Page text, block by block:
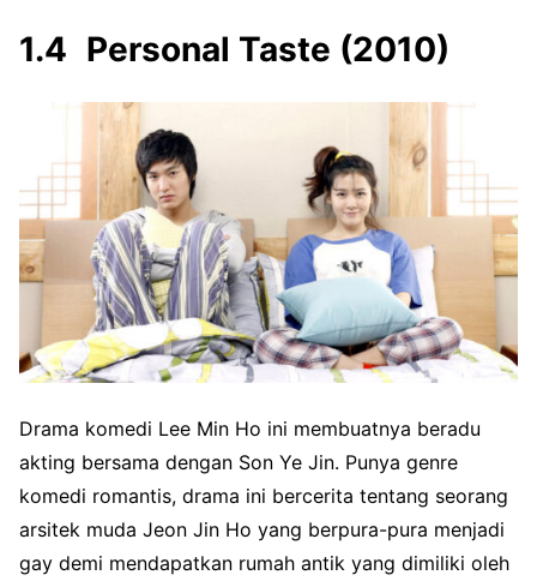
Personal Taste (2010)
Drama komedi Lee Min Ho ini membuatnya beradu
akting bersama dengan Son Ye Jin. Punya genre
komedi romantis, drama ini bercerita tentang seorang
arsitek muda Jeon Jin Ho yang berpura-pura menjadi
gay demi mendapatkan rumah antik yang dimiliki oleh